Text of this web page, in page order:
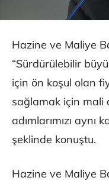
Hazine ve Maliye
“Sürdürülebilir
için ön koşul olan
sağlamak için mali
adımlarımızı aynı
şeklinde konuştu.
Hazine ve Maliye